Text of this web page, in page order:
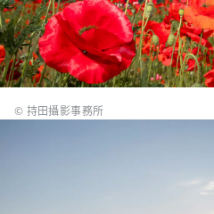
© 持田攝影事務所